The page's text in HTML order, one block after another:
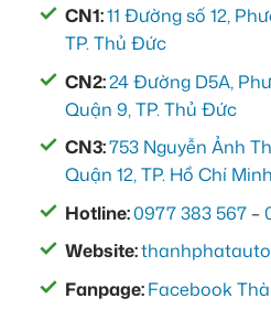
CN1:11 Đường số 12,
TP. Thủ Đức
CN2:24 Đường D5A,
Quận 9, TP. Thủ Đức
CN3:753 Nguyễn Ảnh
Quận 12, TP. Hồ Chí Minh
Hotline:0977 383 567 –
Website:
Fanpage:Facebook